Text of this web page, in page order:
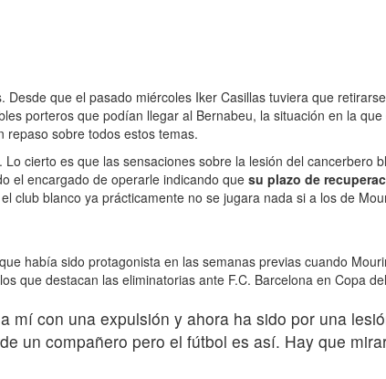
Desde que el pasado miércoles Iker Casillas tuviera que
porteros que podían llegar al Bernabeu, la situación en la
repaso sobre todos estos temas.
cierto es que las sensaciones sobre la lesión del cancerbero
el encargado de operarle indicando quesu plazo de
blanco ya prácticamente no se jugara nada si a los de
que había sido protagonista en las semanas previas cuando
que destacan las eliminatorias ante F.C. Barcelona en Copa
con una expulsión y ahora ha sido por una
un compañero pero el fútbol es así. Hay que